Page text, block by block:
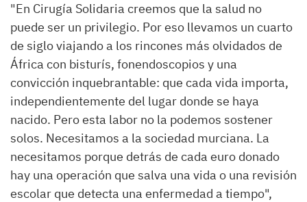
"En Cirugía Solidaria creemos que la salud no
puede ser un privilegio. Por eso llevamos un cuarto
de siglo viajando a los rincones más olvidados de
África con bisturís, fonendoscopios y una
convicción inquebrantable: que cada vida importa,
independientemente del lugar donde se haya
nacido. Pero esta labor no la podemos sostener
solos. Necesitamos a la sociedad murciana. La
necesitamos porque detrás de cada euro donado
hay una operación que salva una vida o una revisión
escolar que detecta una enfermedad a tiempo",